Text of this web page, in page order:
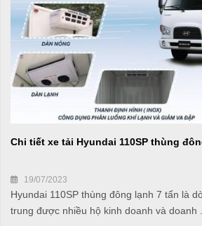
Chi tiết xe tải Hyundai 110SP thùng
19/07/2023
Hyundai 110SP thùng đông lạnh 7 tấn là
trung được nhiều hộ kinh doanh và doanh ...